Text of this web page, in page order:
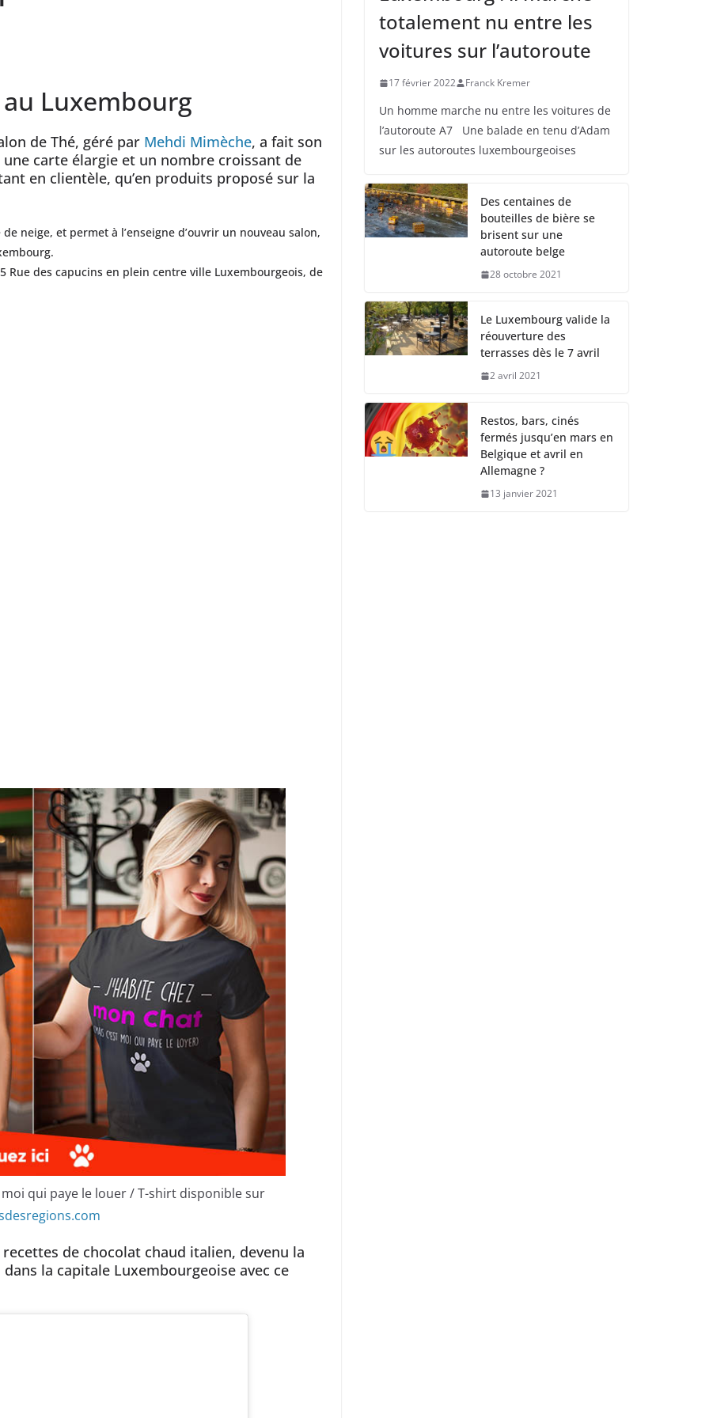
Luxembourg
de Thé, géré par Mehdi Mimèche, a fait son
carte élargie et un nombre croissant de
en clientèle, qu’en produits proposé sur la
neige, et permet à l’enseigne d’ouvrir un nouveau salon,
Rue des capucins en plein centre ville Luxembourgeois, de
moi qui paye le louer / T-shirt disponible sur
de chocolat chaud italien, devenu la
la capitale Luxembourgeoise avec ce
totalement nu entre les
voitures sur l’autoroute
17 février 2022 Franck Kremer
Un homme marche nu entre les voitures de
l’autoroute A7 Une balade en tenu d’Adam
sur les autoroutes luxembourgeoises
Des centaines de
bouteilles de bière se
brisent sur une
autoroute belge
28 octobre 2021
Le Luxembourg valide la
réouverture des
terrasses dès le 7 avril
2 avril 2021
Restos, bars, cinés
fermés jusqu’en mars en
Belgique et avril en
Allemagne ?
13 janvier 2021